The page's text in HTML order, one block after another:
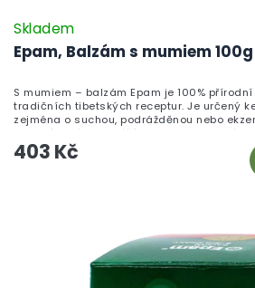
Epam, Balzám s mumiem 100g
Skladem
403 Kč
S mumiem – balzám Epam je 100%
tradičních tibetských receptur. Je určený
zejména o suchou, podrážděnou nebo
vhodný také k masážím zad a pohybového